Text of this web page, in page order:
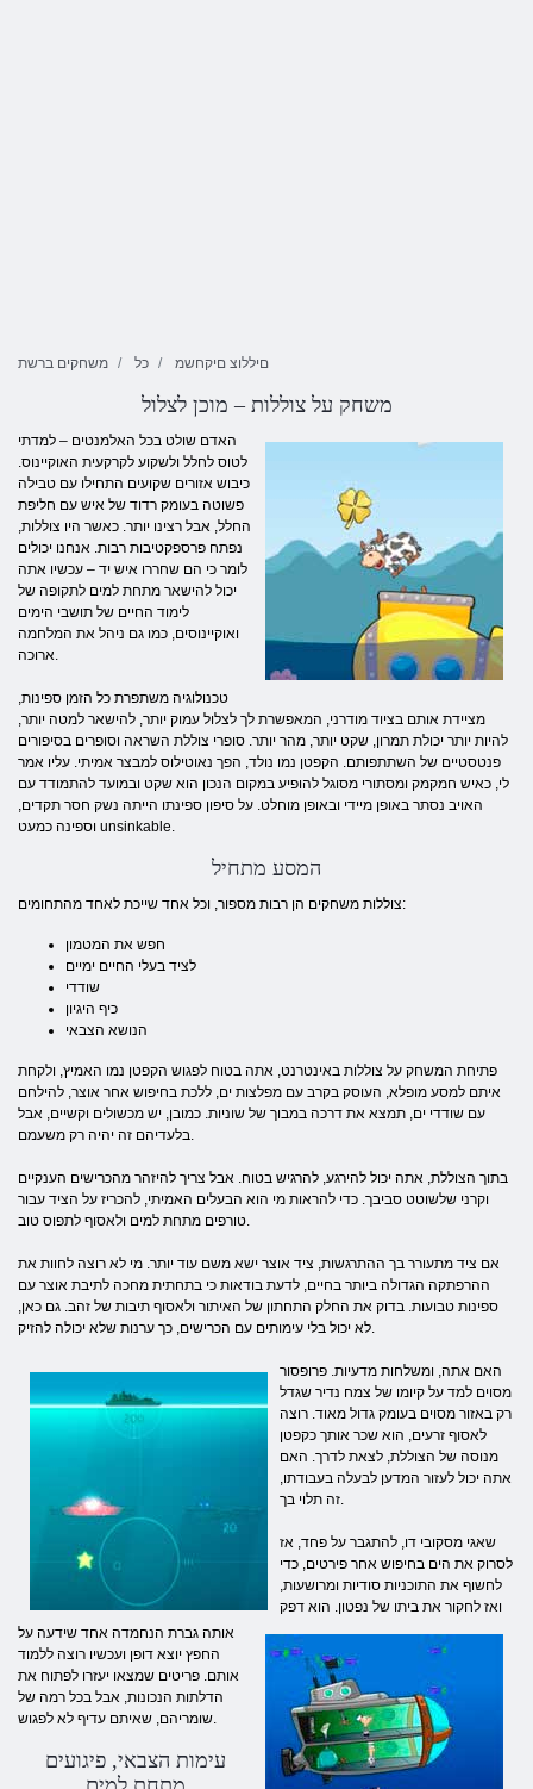
משחקים ברשת כל םיללוצ םיקחשמ
משחק על צוללות – מוכן לצלול
האדם שולט בכל האלמנטים – למדתי
לטוס לחלל ולשקוע לקרקעית האוקיינוס.
כיבוש אזורים שקועים התחילו עם טבילה
פשוטה בעומק רדוד של איש עם חליפת
החלל, אבל רצינו יותר. כאשר היו צוללות,
נפתח פרספקטיבות רבות. אנחנו יכולים
לומר כי הם שחררו איש יד – עכשיו אתה
יכול להישאר מתחת למים לתקופה של
לימוד החיים של תושבי הימים
ואוקיינוסים, כמו גם ניהל את המלחמה
ארוכה.
טכנולוגיה משתפרת כל הזמן ספינות,
מציידת אותם בציוד מודרני, המאפשרת לך לצלול עמוק יותר, להישאר למטה יותר,
להיות יותר יכולת תמרון, שקט יותר, מהר יותר. סופרי צוללת השראה וסופרים בסיפורים
פנטסטיים של השתתפותם. הקפטן נמו נולד, הפך נאוטילוס למבצר אמיתי. עליו אמר
לי, כאיש חמקמק ומסתורי מסוגל להופיע במקום הנכון הוא שקט ובמועד להתמודד עם
האויב נסתר באופן מיידי ובאופן מוחלט. על סיפון ספינתו הייתה נשק חסר תקדים,
וספינה כמעט unsinkable.
המסע מתחיל
צוללות משחקים הן רבות מספור, וכל אחד שייכת לאחד מהתחומים:
חפש את המטמון
לציד בעלי החיים ימיים
שודדי
כיף היגיון
הנושא הצבאי
פתיחת המשחק על צוללות באינטרנט, אתה בטוח לפגוש הקפטן נמו האמיץ, ולקחת
איתם למסע מופלא, העוסק בקרב עם מפלצות ים, ללכת בחיפוש אחר אוצר, להילחם
עם שודדי ים, תמצא את דרכה במבוך של שוניות. כמובן, יש מכשולים וקשיים, אבל
בלעדיהם זה יהיה רק ​​משעמם.
בתוך הצוללת, אתה יכול להירגע, להרגיש בטוח. אבל צריך להיזהר מהכרישים הענקיים
וקרני שלשוטט סביבך. כדי להראות מי הוא הבעלים האמיתי, להכריז על הציד עבור
טורפים מתחת למים ולאסוף לתפוס טוב.
אם ציד מתעורר בך ההתרגשות, ציד אוצר ישא משם עוד יותר. מי לא רוצה לחוות את
ההרפתקה הגדולה ביותר בחיים, לדעת בודאות כי בתחתית מחכה לתיבת אוצר עם
ספינות טבועות. בדוק את החלק התחתון של האיתור ולאסוף תיבות של זהב. גם כאן,
לא יכול בלי עימותים עם הכרישים, כך ערנות שלא יכולה להזיק.
האם אתה, ומשלחות מדעיות. פרופסור
מסוים למד על קיומו של צמח נדיר שגדל
רק באזור מסוים בעומק גדול מאוד. רוצה
לאסוף זרעים, הוא שכר אותך כקפטן
מנוסה של הצוללת, לצאת לדרך. האם
אתה יכול לעזור המדען לבעלה בעבודתו,
זה תלוי בך.
שאגי מסקובי דו, להתגבר על פחד, אז
לסרוק את הים בחיפוש אחר פירטים, כדי
לחשוף את התוכניות סודיות ומרושעות,
ואז לחקור את ביתו של נפטון. הוא דפק
אותה גברת הנחמדה אחד שידעה על
החפץ יוצא דופן ועכשיו רוצה ללמוד
אותם. פריטים שמצאו יעזרו לפתוח את
הדלתות הנכונות, אבל בכל רמה של
שומריהם, שאיתם עדיף לא לפגוש.
עימות הצבאי, פיגועים